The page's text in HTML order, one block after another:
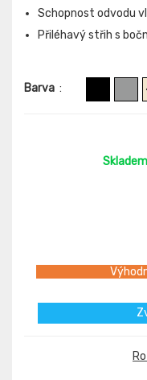
Schopnost odvodu
Přiléhavý střih s
Barva :
Skladem